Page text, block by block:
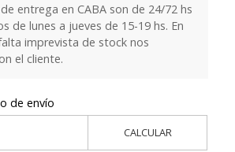
entrega en CABA son de 24/72 hs
de lunes a jueves de 15-19 hs. En
imprevista de stock nos
el cliente.
de envío
CALCULAR